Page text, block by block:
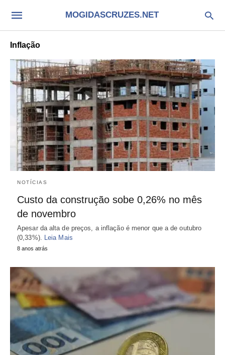
MOGIDASCRUZES.NET
Inflação
NOTÍCIAS
Custo da construção sobe 0,26% no mês
de novembro
Apesar da alta de preços, a inflação é menor que a de outubro
(0,33%). Leia Mais
8 anos atrás